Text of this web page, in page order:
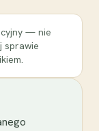
— nie
sprawie